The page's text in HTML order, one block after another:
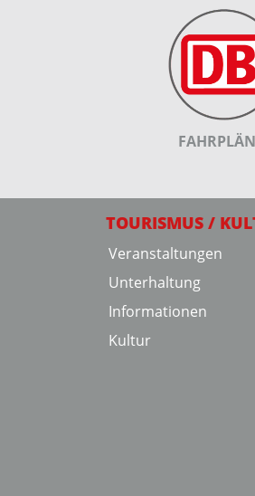
TOURISMUS /
Veranstaltungen
Unterhaltung
Informationen
Kultur